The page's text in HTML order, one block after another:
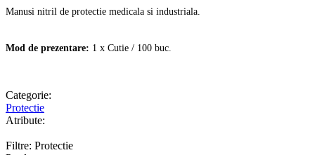
Manusi nitril de protectie medicala si industriala.
Mod de prezentare: 1 x Cutie / 100 buc.
Categorie:
Protectie
Atribute:
Filtre: Protectie